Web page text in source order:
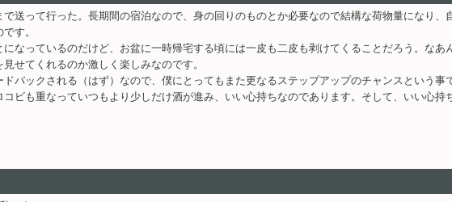
送って行った。長期間の宿泊なので、身の回りのものとか必要なので結構な荷物量になり、
す。
なっているのだけど、お盆に一時帰宅する頃には一皮も二皮も剥けてくることだろう。な
せてくれるのか激しく楽しみなのです。
バックされる（はず）なので、僕にとってもまた更なるステップアップのチャンスという事
ビも重なっていつもより少しだけ酒が進み、いい心持ちなのであります。そして、いい心持